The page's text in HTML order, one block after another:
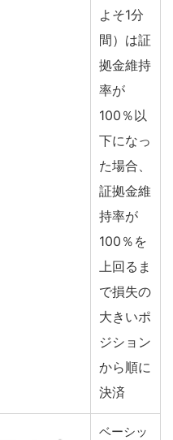
よそ1分
間）は証
拠金維持
率が
100％以
下になっ
た場合、
証拠金維
持率が
100％を
上回るま
で損失の
大きいポ
ジション
から順に
決済
ベーシッ